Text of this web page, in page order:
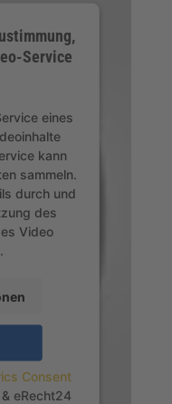
Service
eines
kann
sammeln.
durch und
des
Video
Consent
& eRecht24